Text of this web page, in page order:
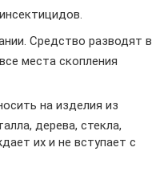
Средство разводят в
места скопления
на изделия из
дерева, стекла,
их и не вступает с